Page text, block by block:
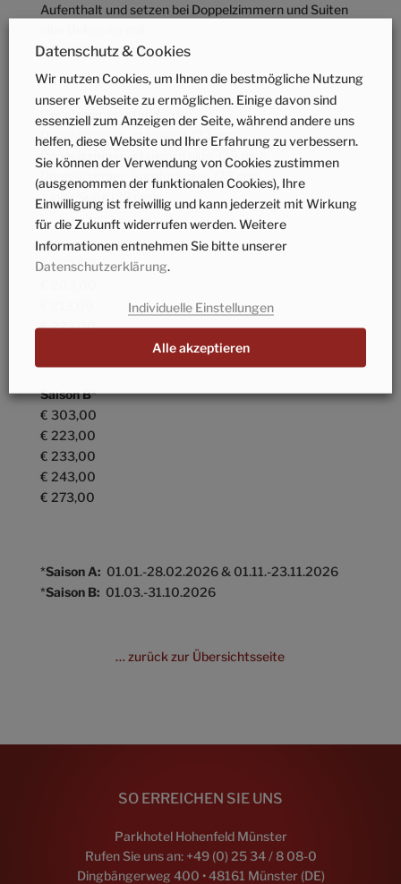
Aufenthalt und setzen bei Doppelzimmern und Suiten
2 Personen voraus.
Einzelzimmer -standard-:
Doppelzimmer -standard- (22 qm):
Doppelzimmer -standard plus- (25 qm):
Doppelzimmer -komfort plus- (28 qm):
Junior Suite (38 qm):
Saison A*
€ 263,00
€ 223,00
Saison B*
€ 303,00
€ 223,00
€ 233,00
€ 243,00
€ 273,00
*Saison A: 01.01.-28.02.2026 & 01.11.-23.11.2026
*Saison B: 01.03.-31.10.2026
… zurück zur Übersichtsseite
SO ERREICHEN SIE UNS
Parkhotel Hohenfeld Münster
Rufen Sie uns an: +49 (0) 25 34 / 8 08-0
Dingbängerweg 400 • 48161 Münster (DE)
Datenschutz & Cookies
Wir nutzen Cookies, um Ihnen die bestmögliche Nutzung
unserer Webseite zu ermöglichen. Einige davon sind
essenziell zum Anzeigen der Seite, während andere uns
helfen, diese Website und Ihre Erfahrung zu verbessern.
Sie können der Verwendung von Cookies zustimmen
(ausgenommen der funktionalen Cookies), Ihre
Einwilligung ist freiwillig und kann jederzeit mit Wirkung
für die Zukunft widerrufen werden. Weitere
Informationen entnehmen Sie bitte unserer
Datenschutzerklärung.
Individuelle Einstellungen
Alle akzeptieren